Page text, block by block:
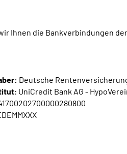
Ihnen die Bankverbindungen
Deutsche
: UniCredit Bank AG -